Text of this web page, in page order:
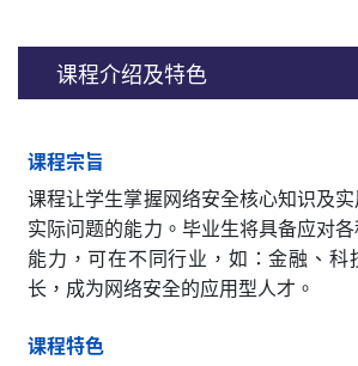
课程介绍及特色
课程宗旨
课程让学生掌握网络安全核心知识及
实际问题的能力。毕业生将具备应对
能力，可在不同行业，如：金融、科
长，成为网络安全的应用型人才。
课程特色